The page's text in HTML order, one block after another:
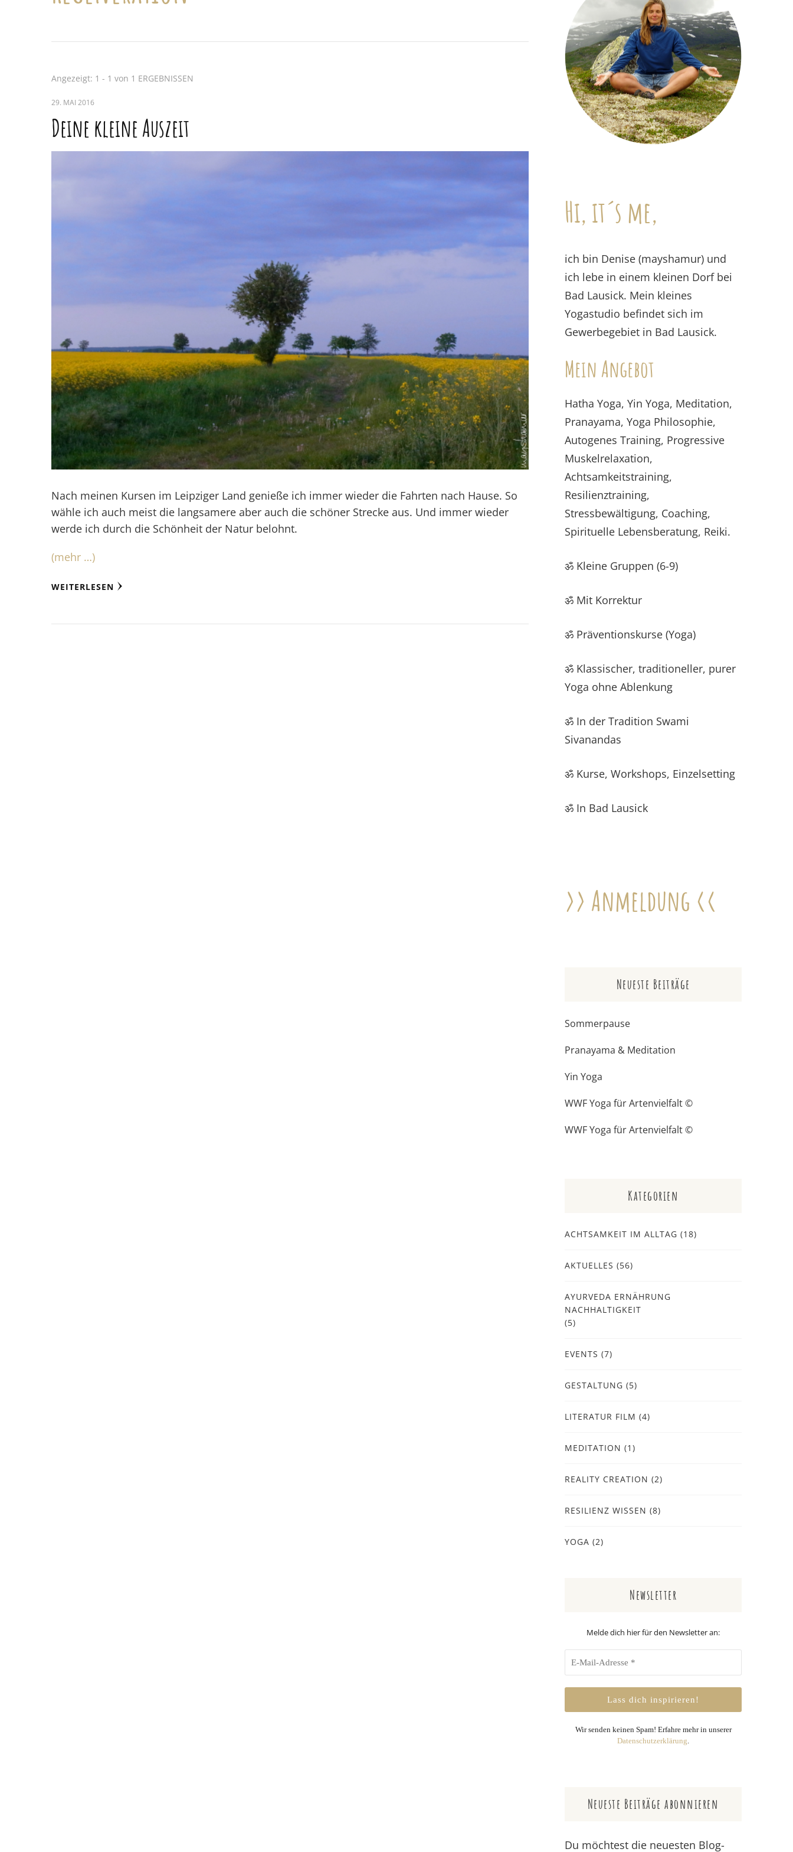
Angezeigt: 1 - 1 von 1 ERGEBNISSEN
29. MAI 2016
Deine kleine Auszeit
Nach meinen Kursen im Leipziger Land genieße ich immer wieder die Fahrten nach Hause. So
wähle ich auch meist die langsamere aber auch die schöner Strecke aus. Und immer wieder
werde ich durch die Schönheit der Natur belohnt.
(mehr …)
WEITERLESEN
Hi, it´s me,
ich bin Denise (mayshamur) und
ich lebe in einem kleinen Dorf bei
Bad Lausick. Mein kleines
Yogastudio befindet sich im
Gewerbegebiet in Bad Lausick.
Mein Angebot
Hatha Yoga, Yin Yoga, Meditation,
Pranayama, Yoga Philosophie,
Autogenes Training, Progressive
Muskelrelaxation,
Achtsamkeitstraining,
Resilienztraining,
Stressbewältigung, Coaching,
Spirituelle Lebensberatung, Reiki.
ॐ Kleine Gruppen (6-9)
ॐ Mit Korrektur
ॐ Präventionskurse (Yoga)
ॐ Klassischer, traditioneller, purer
Yoga ohne Ablenkung
ॐ In der Tradition Swami
Sivanandas
ॐ Kurse, Workshops, Einzelsetting
ॐ In Bad Lausick
>> Anmeldung <<
Neueste Beiträge
Sommerpause
Pranayama & Meditation
Yin Yoga
WWF Yoga für Artenvielfalt ©
WWF Yoga für Artenvielfalt ©
Kategorien
ACHTSAMKEIT IM ALLTAG (18)
AKTUELLES (56)
AYURVEDA ERNÄHRUNG
NACHHALTIGKEIT
(5)
EVENTS (7)
GESTALTUNG (5)
LITERATUR FILM (4)
MEDITATION (1)
REALITY CREATION (2)
RESILIENZ WISSEN (8)
YOGA (2)
Newsletter
Melde dich hier für den Newsletter an:
Wir senden keinen Spam! Erfahre mehr in unserer
Datenschutzerklärung
Neueste Beiträge abonnieren
Du möchtest die neuesten Blog-